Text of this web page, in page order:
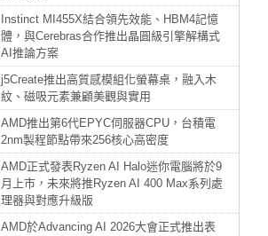
Instinct MI455X結合領先效能、HBM4記憶
體，與Cerebras合作推出晶圓級引擎解構式
AI推論方案
j5Create推出高質感模組化螢幕桌，融入木
紋、磁吸元素兼顧美觀與實用
AMD推出第6代EPYC伺服器CPU，台積電
2nm製程節點帶來256核心高密度
AMD正式發表Ryzen AI Halo迷你電腦將於9
月上市，未來將推Ryzen AI 400 Max系列處
理器與對應升級版
AMD於Advancing AI 2026大會正式推出表